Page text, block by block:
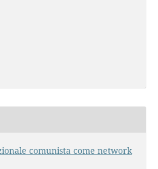
comunista come network